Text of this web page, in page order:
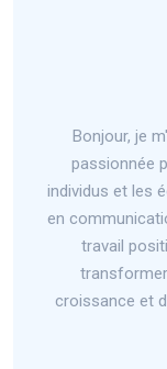
Bonjour, je
passionnée
individus et les
en
travail
croissance et